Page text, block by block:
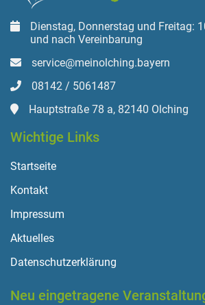
Dienstag, Donnerstag und Freitag:
und nach Vereinbarung
service@meinolching.bayern
08142 / 5061487
Hauptstraße 78 a, 82140 Olching
Wichtige Links
Startseite
Kontakt
Impressum
Aktuelles
Datenschutzerklärung
Neu eingetragene